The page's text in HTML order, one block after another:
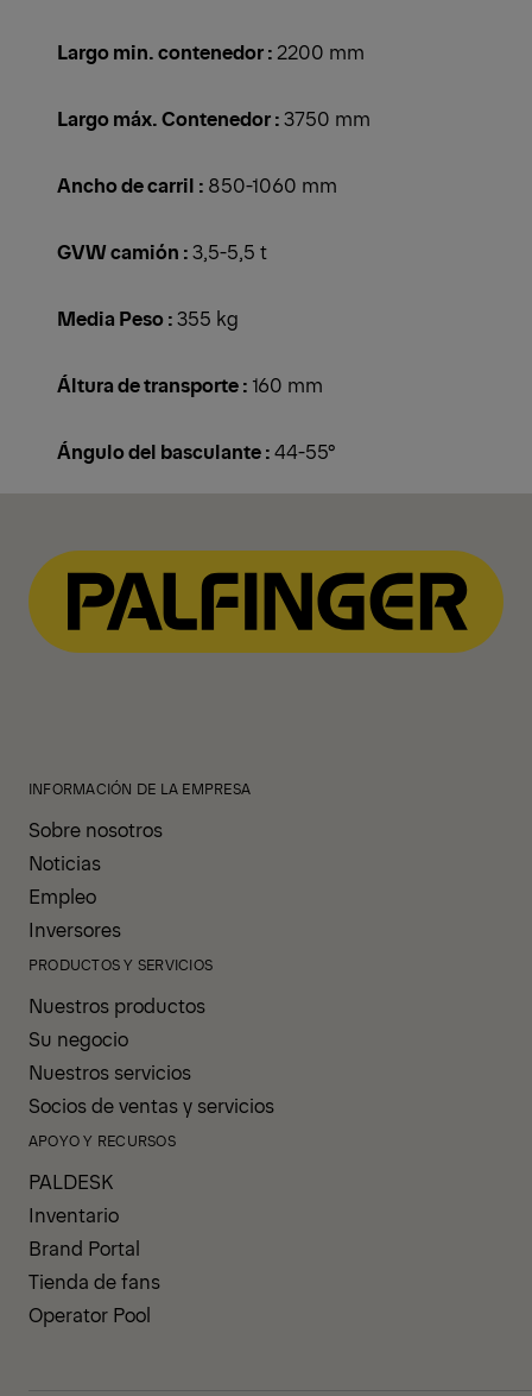
Largo min. contenedor : 2200 mm
Largo máx. Contenedor :3750 mm
Ancho de carril : 850-1060 mm
GVW camión :3,5-5,5 t
Media Peso :355 kg
Áltura de transporte : 160 mm
Ángulo del basculante :44-55°
INFORMACIÓN DE LA EMPRESA
Sobre nosotros
Noticias
Empleo
Inversores
PRODUCTOS Y SERVICIOS
Nuestros productos
Su negocio
Nuestros servicios
Socios de ventas y servicios
APOYO Y RECURSOS
PALDESK
Inventario
Brand Portal
Tienda de fans
Operator Pool